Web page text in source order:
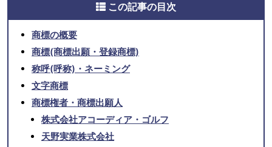
この記事の目次
商標の概要
商標(商標出願・登録商標)
称呼(呼称)・ネーミング
文字商標
商標権者・商標出願人
株式会社アコーディア・ゴルフ
天野実業株式会社